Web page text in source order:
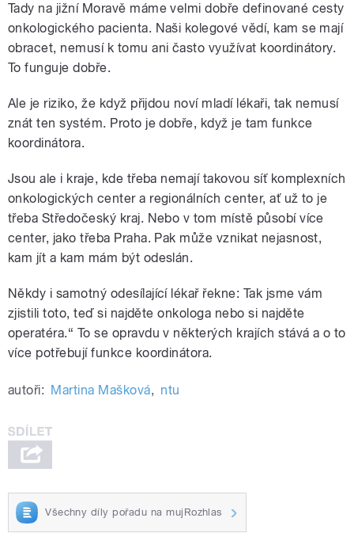
Tady na jižní Moravě máme velmi dobře definované cesty
onkologického pacienta. Naši kolegové vědí, kam se mají
obracet, nemusí k tomu ani často využívat koordinátory.
To funguje dobře.
Ale je riziko, že když přijdou noví mladí lékaři, tak nemusí
znát ten systém. Proto je dobře, když je tam funkce
koordinátora.
Jsou ale i kraje, kde třeba nemají takovou síť komplexních
onkologických center a regionálních center, ať už to je
třeba Středočeský kraj. Nebo v tom místě působí více
center, jako třeba Praha. Pak může vznikat nejasnost,
kam jít a kam mám být odeslán.
Někdy i samotný odesílající lékař řekne: Tak jsme vám
zjistili toto, teď si najděte onkologa nebo si najděte
operatéra.“ To se opravdu v některých krajích stává a o to
více potřebují funkce koordinátora.
autoři: Martina Mašková, ntu
Všechny díly pořadu na mujRozhlas